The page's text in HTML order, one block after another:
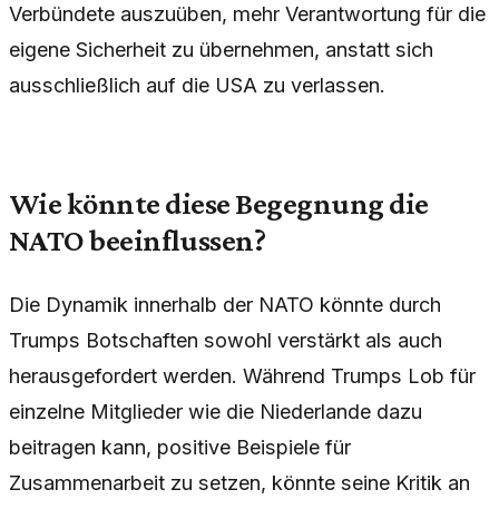
Verbündete auszuüben, mehr Verantwortung für die
eigene Sicherheit zu übernehmen, anstatt sich
ausschließlich auf die USA zu verlassen.
Wie könnte diese Begegnung die
NATO beeinflussen?
Die Dynamik innerhalb der NATO könnte durch
Trumps Botschaften sowohl verstärkt als auch
herausgefordert werden. Während Trumps Lob für
einzelne Mitglieder wie die Niederlande dazu
beitragen kann, positive Beispiele für
Zusammenarbeit zu setzen, könnte seine Kritik an